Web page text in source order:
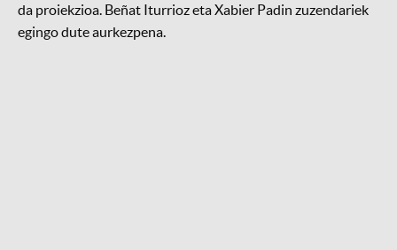
da proiekzioa. Beñat Iturrioz eta Xabier Padin zuzendariek
egingo dute aurkezpena.